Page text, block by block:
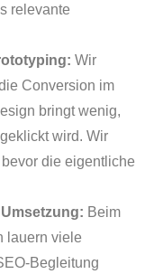
relevante
Wir
Conversion im
bringt wenig,
wird. Wir
die eigentliche
Beim
lauern viele
Begleitung